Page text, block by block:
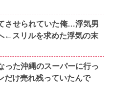
させられていた俺…浮気男
←スリルを求めた浮気の末
った沖縄のスーパーに行っ
だけ売れ残っていたんで